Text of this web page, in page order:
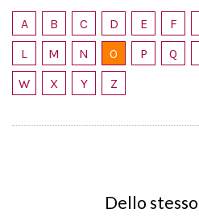
LIBRI
Calendario
A B C D E F
L
M N O P Q
W
X Y Z
Dello